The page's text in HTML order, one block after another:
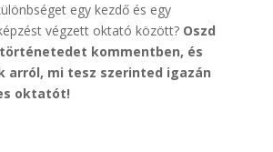
egy kezdő és egy
végzett oktató között? Oszd
kommentben, és
arról, mi tesz szerinted igazán
oktatót!